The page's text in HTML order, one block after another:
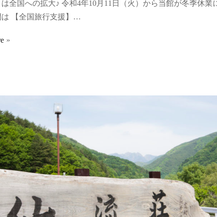
全国への拡大♪ 令和4年10月11日（火）から当館が冬季休業
は 【全国旅行支援】…